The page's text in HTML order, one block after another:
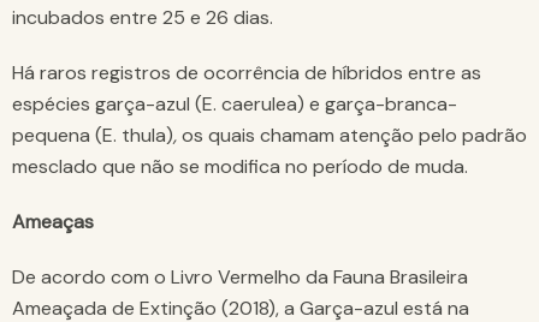
incubados entre 25 e 26 dias.
Há raros registros de ocorrência de híbridos entre as
espécies garça-azul (E. caerulea) e garça-branca-
pequena (E. thula),os quais chamam atenção pelo padrão
mesclado que não se modifica no período de muda.
Ameaças
De acordo com o Livro Vermelho da Fauna Brasileira
Ameaçada de Extinção (2018), a Garça-azul está na